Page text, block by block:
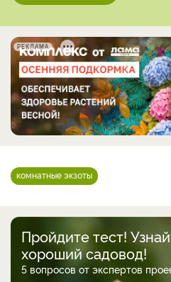
РЕКЛАМА
комнатные экзоты
Пройдите тест!
хороший садовод!
5 вопросов от экспертов